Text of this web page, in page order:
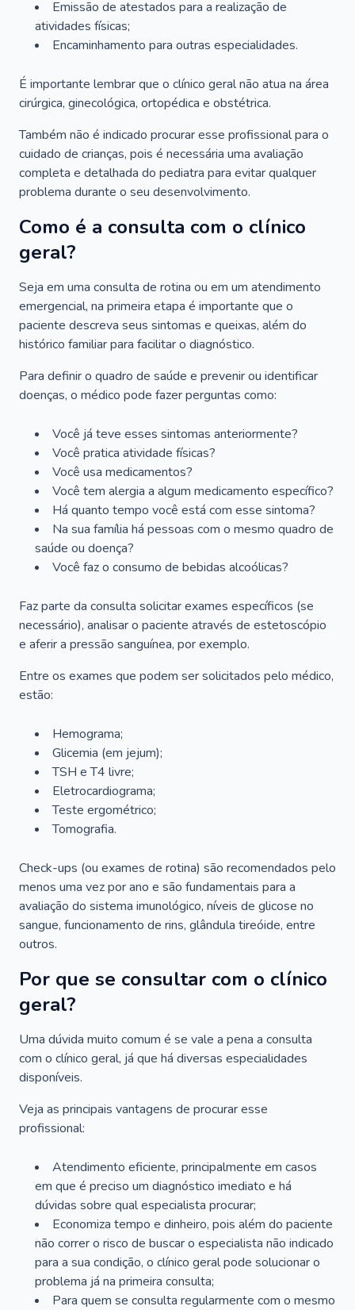
Emissão de atestados para a realização de
atividades físicas;
Encaminhamento para outras especialidades.
É importante lembrar que o clínico geral não atua na área
cirúrgica, ginecológica, ortopédica e obstétrica.
Também não é indicado procurar esse profissional para o
cuidado de crianças, pois é necessária uma avaliação
completa e detalhada do pediatra para evitar qualquer
problema durante o seu desenvolvimento.
Como é a consulta com o clínico
geral?
Seja em uma consulta de rotina ou em um atendimento
emergencial, na primeira etapa é importante que o
paciente descreva seus sintomas e queixas, além do
histórico familiar para facilitar o diagnóstico.
Para definir o quadro de saúde e prevenir ou identificar
doenças, o médico pode fazer perguntas como:
Você já teve esses sintomas anteriormente?
Você pratica atividade físicas?
Você usa medicamentos?
Você tem alergia a algum medicamento específico?
Há quanto tempo você está com esse sintoma?
Na sua família há pessoas com o mesmo quadro de
saúde ou doença?
Você faz o consumo de bebidas alcoólicas?
Faz parte da consulta solicitar exames específicos (se
necessário), analisar o paciente através de estetoscópio
e aferir a pressão sanguínea, por exemplo.
Entre os exames que podem ser solicitados pelo médico,
estão:
Hemograma;
Glicemia (em jejum);
TSH e T4 livre;
Eletrocardiograma;
Teste ergométrico;
Tomografia.
Check-ups (ou exames de rotina) são recomendados pelo
menos uma vez por ano e são fundamentais para a
avaliação do sistema imunológico, níveis de glicose no
sangue, funcionamento de rins, glândula tireóide, entre
outros.
Por que se consultar com o clínico
geral?
Uma dúvida muito comum é se vale a pena a consulta
com o clínico geral, já que há diversas especialidades
disponíveis.
Veja as principais vantagens de procurar esse
profissional:
Atendimento eficiente, principalmente em casos
em que é preciso um diagnóstico imediato e há
dúvidas sobre qual especialista procurar;
Economiza tempo e dinheiro, pois além do paciente
não correr o risco de buscar o especialista não indicado
para a sua condição, o clínico geral pode solucionar o
problema já na primeira consulta;
Para quem se consulta regularmente com o mesmo